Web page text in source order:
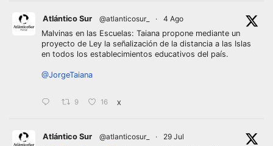
Atlántico Sur @atlanticosur_ ·
4 Ago
Malvinas en las Escuelas: Taiana propone mediante un
proyecto de Ley la señalización de la distancia a las Islas
en todos los establecimientos educativos del país.
@JorgeTaiana
9 16 X
Atlántico Sur @atlanticosur_ ·
29 Jul